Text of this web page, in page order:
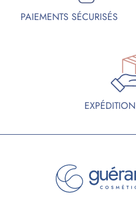
PAIEMENTS SÉCURISÉS